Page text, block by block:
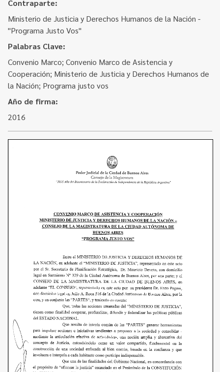
Convenios
Acceso a la información Pública
Pedido de Acceso a la Información online
Tenés Derechos
Plan de Gobierno Abierto en la Justicia
Repositorio de Datos Abiertos
Programa Educación en Derechos Humanos
Cuento con Derechos
Transparencia
Contacto
Contraparte:
Ministerio de Justicia y Derechos Humanos de la Nación -
"Programa Justo Vos"
Palabras Clave:
Convenio Marco; Convenio Marco de Asistencia y
Cooperación; Ministerio de Justicia y Derechos Humanos de
la Nación; Programa justo vos
Año de firma:
2016